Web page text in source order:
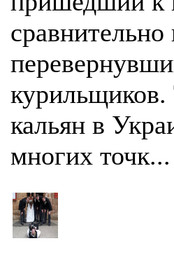
курильщиков.
кальян в
многих точк...